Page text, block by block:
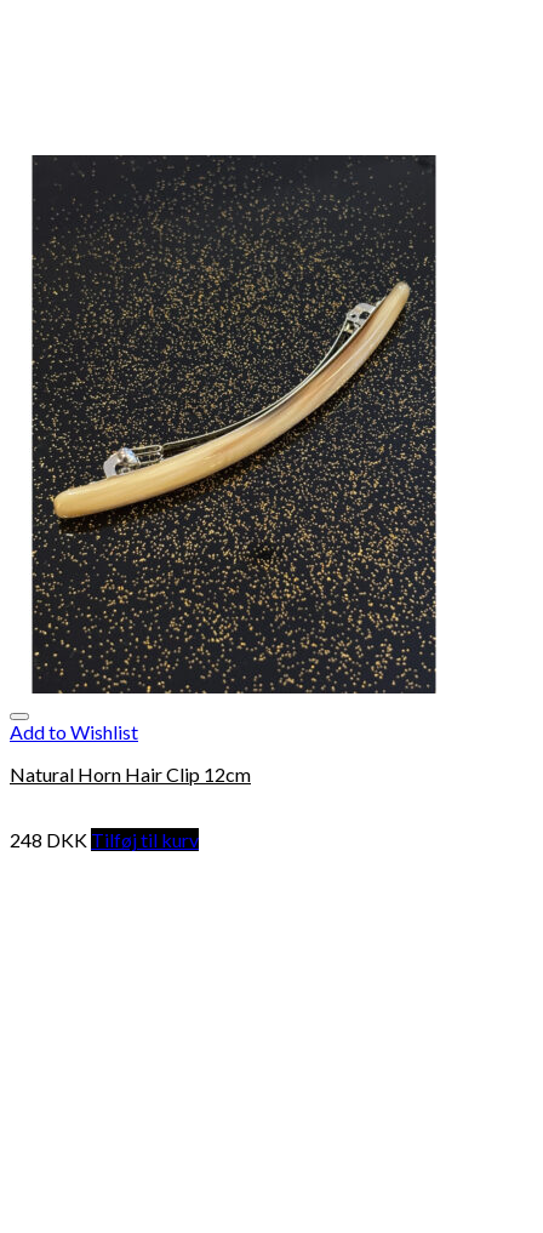
Add to Wishlist
Natural Horn Hair Clip 12cm
248 DKK Tilføj til kurv